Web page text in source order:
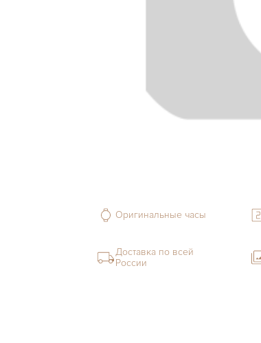
Оригинальные часы
Доставка по всей
России